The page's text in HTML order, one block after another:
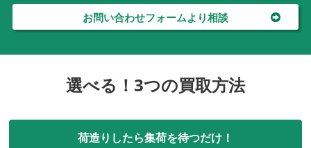
お問い合わせフォームより相談
選べる！3つの買取方法
荷造りしたら集荷を待つだけ！